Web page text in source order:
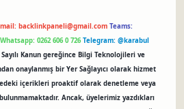
mail: backlinkpaneli@gmail.com Teams:
Whatsapp: 0262 606 0 726 Telegram: @karabul
Sayılı Kanun gereğince Bilgi Teknolojileri ve
onaylanmış bir Yer Sağlayıcı olarak hizmet
içerikleri proaktif olarak denetleme veya
Ancak, üyelerimiz yazdıkları